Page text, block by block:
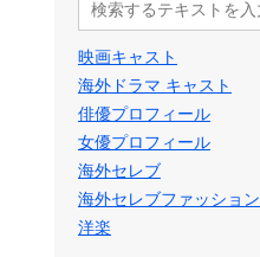
映画キャスト
海外ドラマ キャスト
俳優プロフィール
女優プロフィール
海外セレブ
海外セレブファッション
洋楽